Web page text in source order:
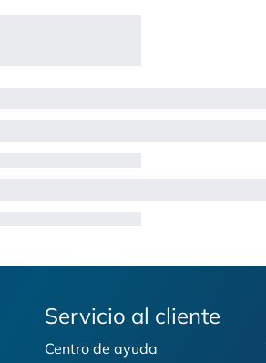
Servicio al cliente
Centro de ayuda